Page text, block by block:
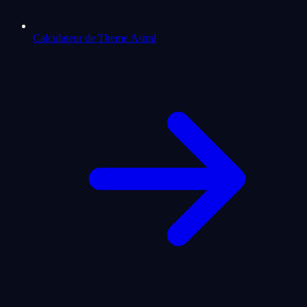
Calculateur de Theme Astral